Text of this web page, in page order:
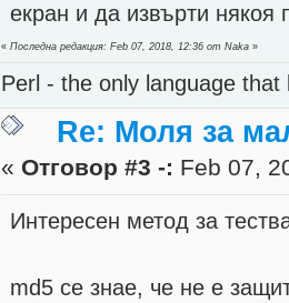
екран и да извърти
«Последна редакция: Feb 07, 2018, 12:36 от Naka »
Perl - the only language
Re: Моля за
« Отговор #3 -: Feb 07,
Интересен метод за
md5 се знае, че не е